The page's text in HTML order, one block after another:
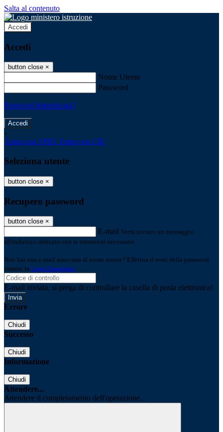
Salta al contenuto
Accedi
Accedi
button close ×
Nome Utente
Password
Password dimenticata?
-
Entra con SPID Entra con CIE
Seleziona utente
button close ×
Recupero password
button close ×
E-mail Verrà inviato un messaggio
all'indirizzo indicato con le istruzioni necessarie.
Non hai una e-mail associata al nome utente? Effettua il reset della password
tramite la Login Spaggiari
E-mail inviata, si prega di controllare la casella di posta elettronica!
Errore
Chiudi
Successo
Chiudi
Informazione
Chiudi
Attendere...
Attendere il completamento dell'operazione...